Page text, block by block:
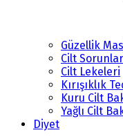
Güzellik
Cilt
Cilt Lekeleri
Kırışıklık
Kuru Cilt
Yağlı Cilt
Diyet